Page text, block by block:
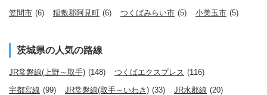
笠間市 (6) 稲敷郡阿見町 (6) つくばみらい市 (5) 小美玉市 (5)
茨城県の人気の路線
JR常磐線(上野～取手) (148) つくばエクスプレス (116)
宇都宮線 (99) JR常磐線(取手～いわき) (33) JR水郡線 (20)